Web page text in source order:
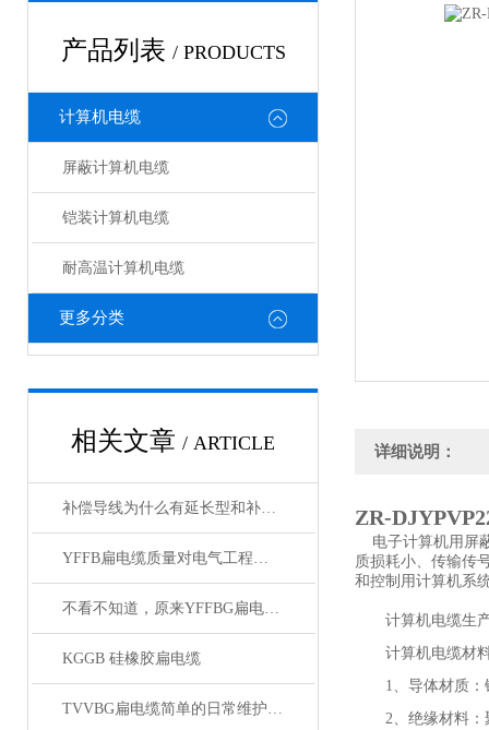
产品列表 / PRODUCTS
计算机电缆
屏蔽计算机电缆
铠装计算机电缆
耐高温计算机电缆
更多分类
相关文章 / ARTICLE
补偿导线为什么有延长型和补偿型两种？
YFFB扁电缆质量对电气工程项目安全性的影响
不看不知道，原来YFFBG扁电缆还有这些故障
KGGB 硅橡胶扁电缆
TVVBG扁电缆简单的日常维护操作教学
详细说明：
ZR-
电子计算机用屏
质损耗小、传输传
和控制用计算机系
计算机电缆生
计算机电缆材
1、导体材质
2、绝缘材料